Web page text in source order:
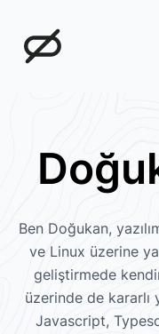
Doğukan Öksüz
Ben Doğukan,
ve Linux üzerine
geliştirmede
üzerinde de kararlı
Javascript,